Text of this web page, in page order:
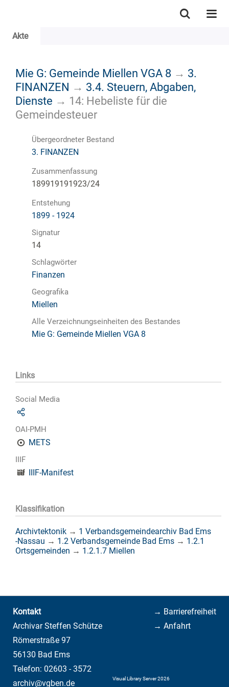
Akte
Mie G: Gemeinde Miellen VGA 8 → 3.
FINANZEN → 3.4. Steuern, Abgaben,
Dienste → 14: Hebeliste für die
Gemeindesteuer
Übergeordneter Bestand
3. FINANZEN
Zusammenfassung
189919191923/24
Entstehung
1899 - 1924
Signatur
14
Schlagwörter
Finanzen
Geografika
Miellen
Alle Verzeichnungseinheiten des Bestandes
Mie G: Gemeinde Miellen VGA 8
Links
Social Media
OAI-PMH
METS
IIIF
IIIF-Manifest
Klassifikation
Archivtektonik → 1 Verbandsgemeindearchiv Bad Ems
-Nassau → 1.2 Verbandsgemeinde Bad Ems → 1.2.1
Ortsgemeinden → 1.2.1.7 Miellen
→ Barrierefreiheit
→ Anfahrt
Kontakt
Archivar Steffen Schütze
Römerstraße 97
56130 Bad Ems
Telefon: 02603 - 3572
archiv@vgben.de
Visual Library Server 2026